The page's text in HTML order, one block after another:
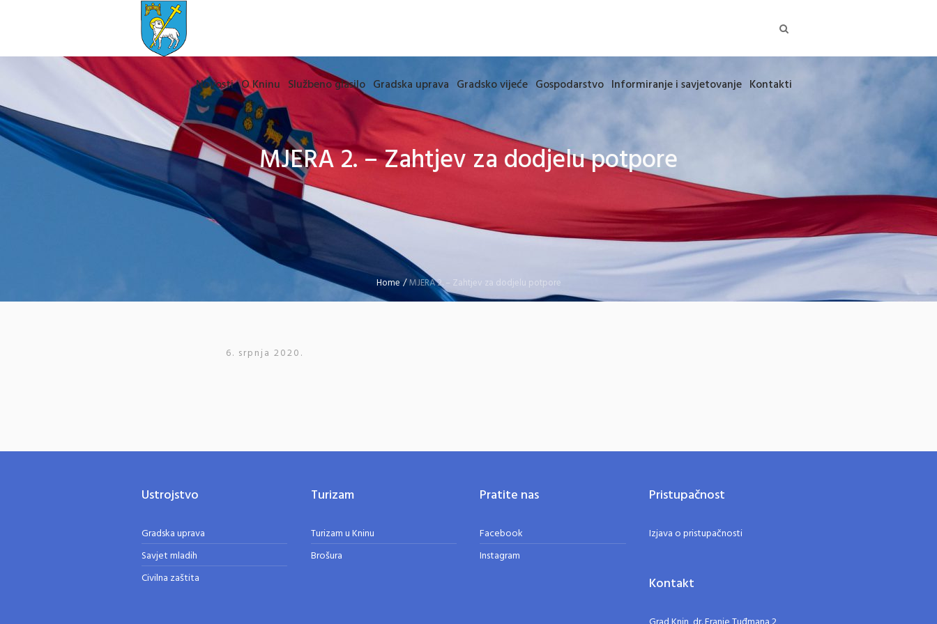
Novosti O Kninu Službeno glasilo Gradska uprava Gradsko vijeće Gospodarstvo Informiranje i savjetovanje Kontakti
MJERA 2. – Zahtjev za dodjelu potpore
Home/MJERA 2. – Zahtjev za dodjelu potpore
6. srpnja 2020.
Ustrojstvo
Gradska uprava
Savjet mladih
Civilna zaštita
Turizam
Turizam u Kninu
Brošura
Pratite nas
Facebook
Instagram
Pristupačnost
Izjava o pristupačnosti
Kontakt